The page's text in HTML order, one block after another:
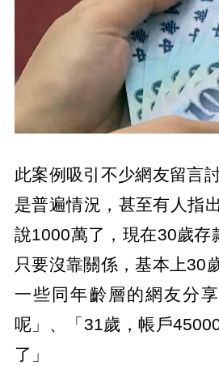
此案例吸引不少網友留言
是普遍情況，甚至有人指
說1000萬了，現在30歲存
只要沒靠關係，基本上30
一些同年齡層的網友分
呢」、「31歲，帳戶
了」